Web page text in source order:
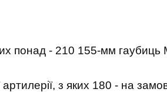
понад - 210 155-мм
з яких 180 - на